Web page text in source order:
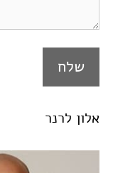
אלון לרנר